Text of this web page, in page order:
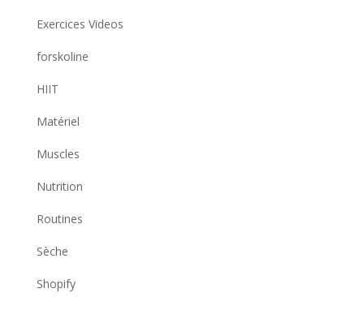
Exercices Videos
forskoline
HIIT
Matériel
Muscles
Nutrition
Routines
Sèche
Shopify